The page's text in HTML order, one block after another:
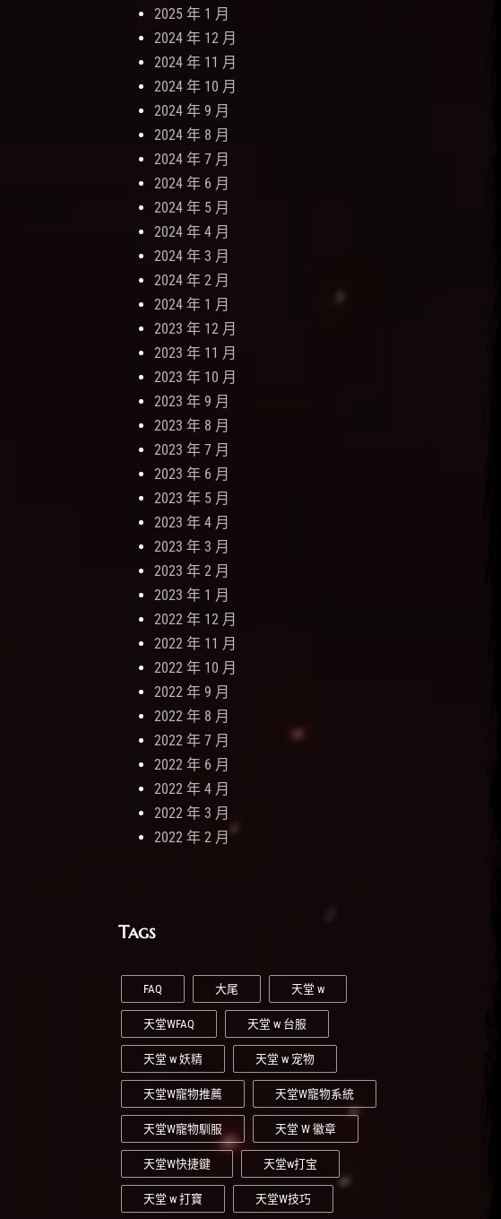
2025 年 1 月
2024 年 12 月
2024 年 11 月
2024 年 10 月
2024 年 9 月
2024 年 8 月
2024 年 7 月
2024 年 6 月
2024 年 5 月
2024 年 4 月
2024 年 3 月
2024 年 2 月
2024 年 1 月
2023 年 12 月
2023 年 11 月
2023 年 10 月
2023 年 9 月
2023 年 8 月
2023 年 7 月
2023 年 6 月
2023 年 5 月
2023 年 4 月
2023 年 3 月
2023 年 2 月
2023 年 1 月
2022 年 12 月
2022 年 11 月
2022 年 10 月
2022 年 9 月
2022 年 8 月
2022 年 7 月
2022 年 6 月
2022 年 4 月
2022 年 3 月
2022 年 2 月
Tags
FAQ 大尾 天堂 w
天堂WFAQ 天堂 w 台服
天堂 w 妖精 天堂 w 宠物
天堂W寵物推薦 天堂W寵物系統
天堂W寵物馴服 天堂 W 徽章
天堂W快捷鍵 天堂w打宝
天堂 w 打寶 天堂W技巧